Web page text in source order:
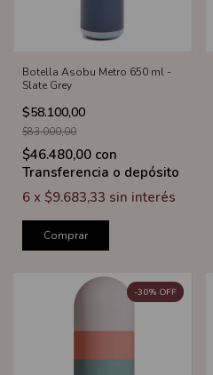
Botella Asobu Metro 650 ml -
Slate Grey
$58.100,00
$83.000,00
$46.480,00 con
Transferencia o depósito
6 x $9.683,33 sin interés
Comprar
-30% OFF